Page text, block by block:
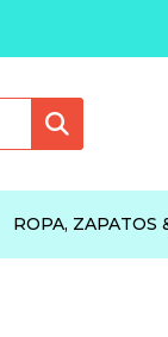
ROPA, ZAPATOS